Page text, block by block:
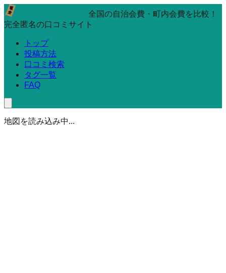
全国の自治会費・町内会費を比較！
完全匿名の口コミサイト
トップ
投稿方法
口コミ検索
タグ一覧
FAQ
地図を読み込み中...